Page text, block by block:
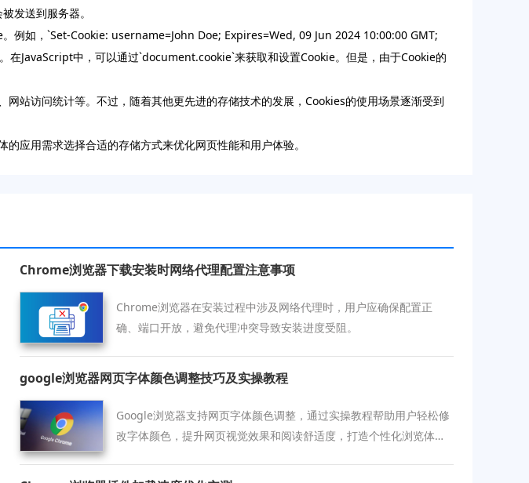
发送到服务器。
例如，`Set-Cookie: username=John Doe; Expires=Wed, 09 Jun 2024 10:00:00 GMT;
在JavaScript中，可以通过`document.cookie`来获取和设置Cookie。但是，由于Cookie的
站访问统计等。不过，随着其他更先进的存储技术的发展，Cookies的使用场景逐渐受到
应用需求选择合适的存储方式来优化网页性能和用户体验。
Chrome浏览器下载安装时网络代理配置注意事项
Chrome浏览器在安装过程中涉及网络代理时，用户应确保配置正
确、端口开放，避免代理冲突导致安装进度受阻。
google浏览器网页字体颜色调整技巧及实操教程
Google浏览器支持网页字体颜色调整，通过实操教程帮助用户轻松修
改字体颜色，提升网页视觉效果和阅读舒适度，打造个性化浏览体